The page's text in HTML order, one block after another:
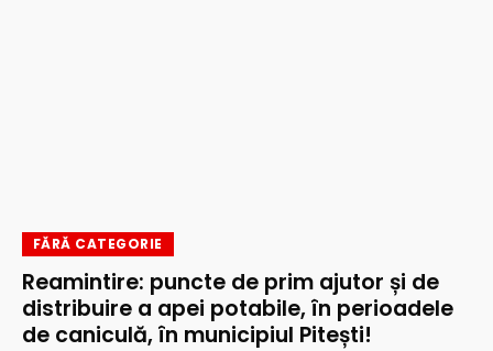
FĂRĂ CATEGORIE
Reamintire: puncte de prim ajutor și de
distribuire a apei potabile, în perioadele
de caniculă, în municipiul Pitești!